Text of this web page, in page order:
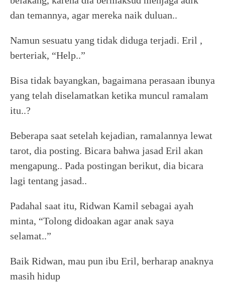
dan temannya, agar mereka naik duluan..
Namun sesuatu yang tidak diduga terjadi. Eril ,
berteriak, “Help..”
Bisa tidak bayangkan, bagaimana perasaan ibunya
yang telah diselamatkan ketika muncul ramalam
itu..?
Beberapa saat setelah kejadian, ramalannya lewat
tarot, dia posting. Bicara bahwa jasad Eril akan
mengapung.. Pada postingan berikut, dia bicara
lagi tentang jasad..
Padahal saat itu, Ridwan Kamil sebagai ayah
minta, “Tolong didoakan agar anak saya
selamat..”
Baik Ridwan, mau pun ibu Eril, berharap anaknya
masih hidup